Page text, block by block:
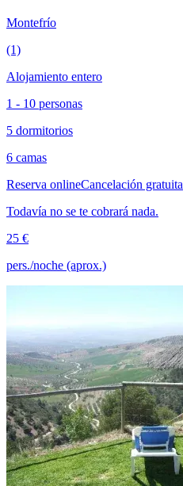
Montefrío
(1)
Alojamiento entero
1 - 10 personas
5 dormitorios
6 camas
Reserva onlineCancelación gratuita
Todavía no se te cobrará nada.
25 €
pers./noche (aprox.)